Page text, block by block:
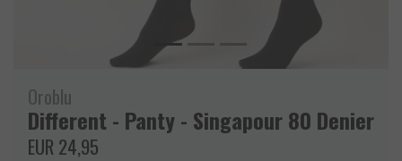
Oroblu
Different - Panty - Singapour 80 Denier
EUR 24,95